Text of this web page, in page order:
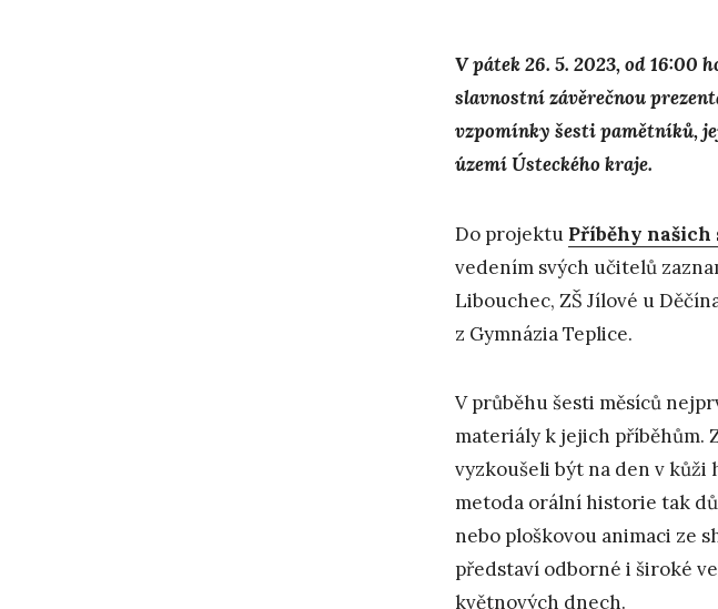
V pátek 26. 5. 2023, od
slavnostní závěrečnou
vzpomínky šesti pamětníků,
území Ústeckého kraje.
Do projektu Příběhy našich
vedením svých učitelů
Libouchec, ZŠ Jílové u
z Gymnázia Teplice.
V průběhu šesti měsíců
materiály k jejich příběhům.
vyzkoušeli být na den v kůži
metoda orální historie tak
nebo ploškovou animaci ze
představí odborné i široké
květnových dnech.